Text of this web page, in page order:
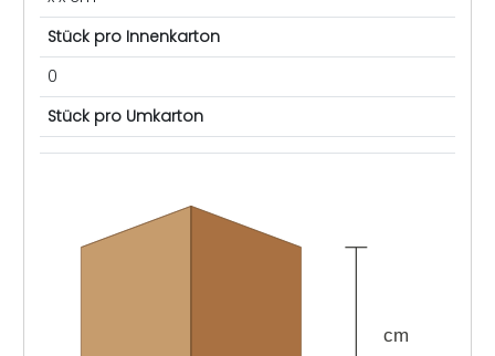
Stück pro Innenkarton
0
Stück pro Umkarton
cm